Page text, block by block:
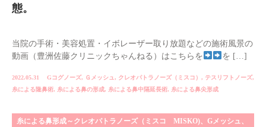
態。
当院の手術・美容処置・イボレーザー取り放題などの施術風景の
動画（豊洲佐藤クリニックちゃんねる）はこちらを
を […]
2022.05.31 Gコグノーズ, Ｇメッシュ , クレオパトラノーズ（ミスコ） , テスリフトノーズ,
糸による隆鼻術, 糸による鼻の形成, 糸による鼻中隔延長術, 糸による鼻尖形成
糸による鼻形成～クレオパトラノーズ（ミスコ MISKO)、Gメッシュ、